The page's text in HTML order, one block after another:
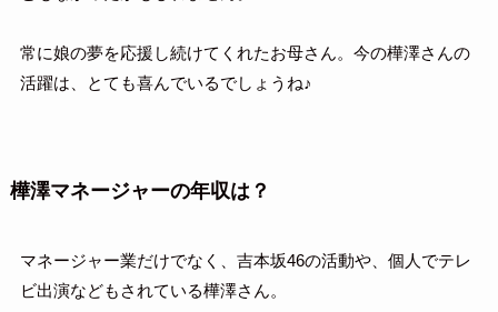
常に娘の夢を応援し続けてくれたお母さん。今の樺澤さんの
活躍は、とても喜んでいるでしょうね♪
樺澤マネージャーの年収は？
マネージャー業だけでなく、吉本坂46の活動や、個人でテレ
ビ出演などもされている樺澤さん。